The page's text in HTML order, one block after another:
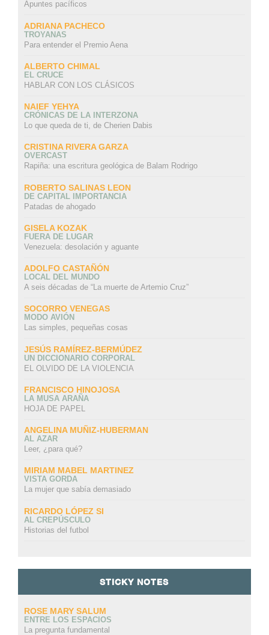
Apuntes pacíficos
ADRIANA PACHECO
TROYANAS
Para entender el Premio Aena
ALBERTO CHIMAL
EL CRUCE
HABLAR CON LOS CLÁSICOS
NAIEF YEHYA
CRÓNICAS DE LA INTERZONA
Lo que queda de ti, de Cherien Dabis
CRISTINA RIVERA GARZA
OVERCAST
Rapiña: una escritura geológica de Balam Rodrigo
ROBERTO SALINAS LEON
DE CAPITAL IMPORTANCIA
Patadas de ahogado
GISELA KOZAK
FUERA DE LUGAR
Venezuela: desolación y aguante
ADOLFO CASTAÑÓN
LOCAL DEL MUNDO
A seis décadas de “La muerte de Artemio Cruz”
SOCORRO VENEGAS
MODO AVIÓN
Las simples, pequeñas cosas
JESÚS RAMÍREZ-BERMÚDEZ
UN DICCIONARIO CORPORAL
EL OLVIDO DE LA VIOLENCIA
FRANCISCO HINOJOSA
LA MUSA ARAÑA
HOJA DE PAPEL
ANGELINA MUÑIZ-HUBERMAN
AL AZAR
Leer, ¿para qué?
MIRIAM MABEL MARTINEZ
VISTA GORDA
La mujer que sabía demasiado
RICARDO LÓPEZ SI
AL CREPÚSCULO
Historias del futbol
STICKY NOTES
ROSE MARY SALUM
ENTRE LOS ESPACIOS
La pregunta fundamental